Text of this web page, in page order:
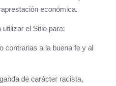
económica.
el Sitio para:
contrarias a la buena fe y al
de carácter racista,